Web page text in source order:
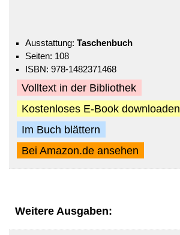
Ausstattung: Taschenbuch
Seiten: 108
ISBN: 978-1482371468
Volltext in der Bibliothek
Kostenloses E-Book downloaden
Im Buch blättern
Bei Amazon.de ansehen
Weitere Ausgaben: